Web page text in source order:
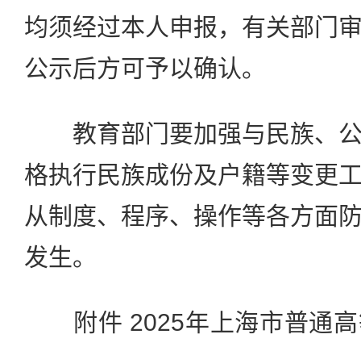
均须经过本人申报，有关部门
公示后方可予以确认。
教育部门要加强与民族、公
格执行民族成份及户籍等变更
从制度、程序、操作等各方面
发生。
附件 2025年上海市普通高